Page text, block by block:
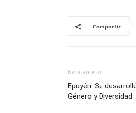
Compartir
Nota anterior
Epuyén: Se
Género y Diversidad